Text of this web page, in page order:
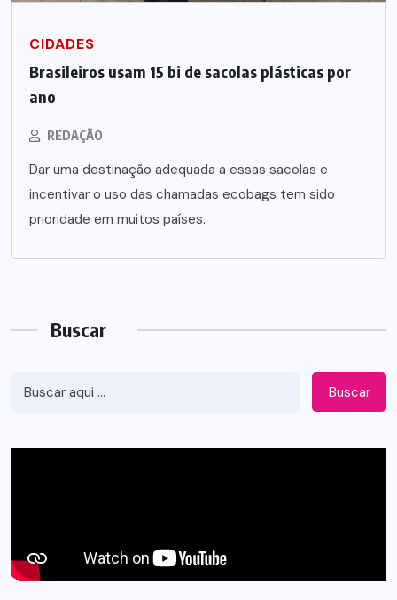
CIDADES
Brasileiros usam 15 bi de sacolas plásticas por
ano
REDAÇÃO
Dar uma destinação adequada a essas sacolas e
incentivar o uso das chamadas ecobags tem sido
prioridade em muitos países.
Buscar
Buscar